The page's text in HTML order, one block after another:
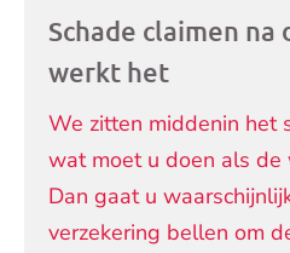
Schade claimen na
werkt het
We zitten middenin het
wat moet u doen als
Dan gaat u
verzekering bellen om